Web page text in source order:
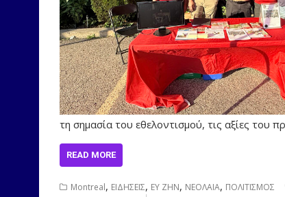
τη σημασία του εθελοντισμού, τις αξίες του
READ MORE
Montreal, ΕΙΔΗΣΕΙΣ, ΕΥ ΖΗΝ, ΝΕΟΛΑΙΑ, ΠΟΛΙΤΙΣΜΟΣ